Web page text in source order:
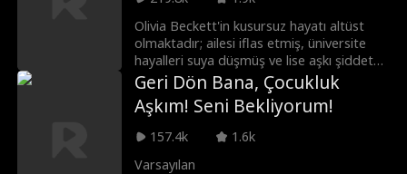
iddiaya girerler: Theo onu kendine aşık
edeceğini söylerken, Olivia onun
cazibesine direneceğine dair bahse girer...
Peki patronunun kışkırtıcı hamlelerine
daha ne kadar dayanabilecektir?
Olivia Beckett'in kusursuz hayatı altüst
olmaktadır; ailesi iflas etmiş, üniversite
hayalleri suya düşmüş ve lise aşkı şiddet
yanlısı birine dönüşmüştür. Derken,
geçmişinden kaçmak için geceleri barda
çalışan, yükselişteki boksör Sebastian
'Bash' McDaniels devreye girer. Bash,
Olivia'yı eski sevgilisinden kurtardığında
aralarında bir kıvılcım çakar. Ancak tehlike
Geri Dön Bana, Çocukluk
Aşkım! Seni Bekliyorum!
157.4k
1.6k
Varsayılan